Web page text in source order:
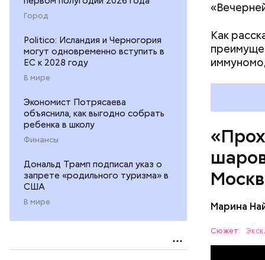
Город
Politico: Исландия и Черногория
могут одновременно вступить в
ЕС к 2028 году
В мире
Экономист Потрясаева
объяснила, как выгодно собрать
ребенка в школу
Финансы
Дональд Трамп подписал указ о
запрете «родильного туризма» в
США
В мире
Как
Марина
Сюжет: